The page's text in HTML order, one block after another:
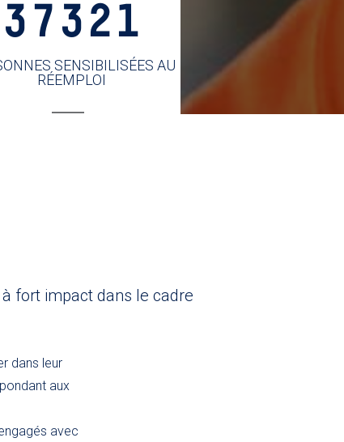
37321
SENSIBILISÉES AU
RÉEMPLOI
fort impact dans le cadre
dans leur
aux
avec